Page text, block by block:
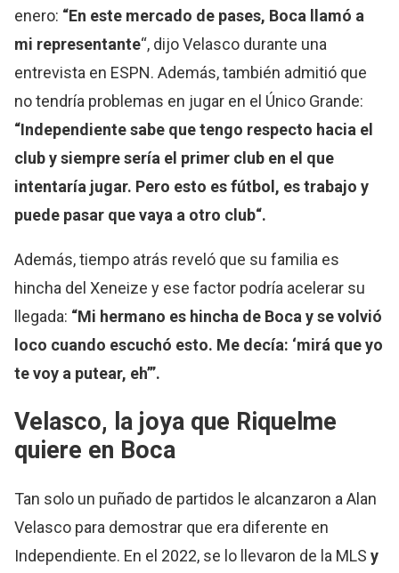
enero: “En este mercado de pases, Boca llamó a
mi representante“, dijo Velasco durante una
entrevista en ESPN. Además, también admitió que
no tendría problemas en jugar en el Único Grande:
“Independiente sabe que tengo respecto hacia el
club y siempre sería el primer club en el que
intentaría jugar. Pero esto es fútbol, es trabajo y
puede pasar que vaya a otro club“.
Además, tiempo atrás reveló que su familia es
hincha del Xeneize y ese factor podría acelerar su
llegada: “Mi hermano es hincha de Boca y se volvió
loco cuando escuchó esto. Me decía: ‘mirá que yo
te voy a putear, eh’”.
Velasco, la joya que Riquelme
quiere en Boca
Tan solo un puñado de partidos le alcanzaron a Alan
Velasco para demostrar que era diferente en
Independiente. En el 2022, se lo llevaron de la MLSy